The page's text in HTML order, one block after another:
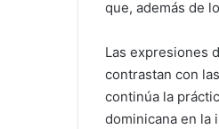
que, además de
Las expresiones
contrastan con
continúa la
dominicana en la